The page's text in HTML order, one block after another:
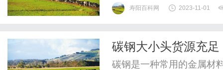
创设计品牌品质压控品质
发购买欲望潮流...
寿阳百科网 2023-11-01
碳钢大小头货源充足
碳钢是一种常用的金属材